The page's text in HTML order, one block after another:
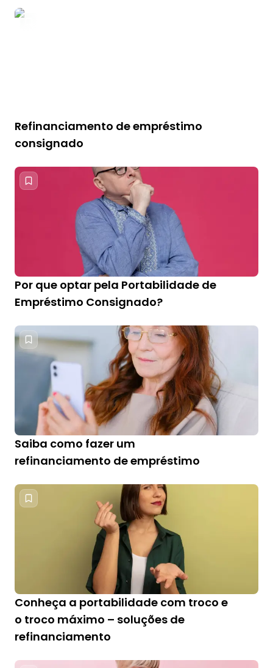
Refinanciamento de empréstimo
consignado
Por que optar pela Portabilidade de
Empréstimo Consignado?
Saiba como fazer um
refinanciamento de empréstimo
Conheça a portabilidade com troco e
o troco máximo – soluções de
refinanciamento